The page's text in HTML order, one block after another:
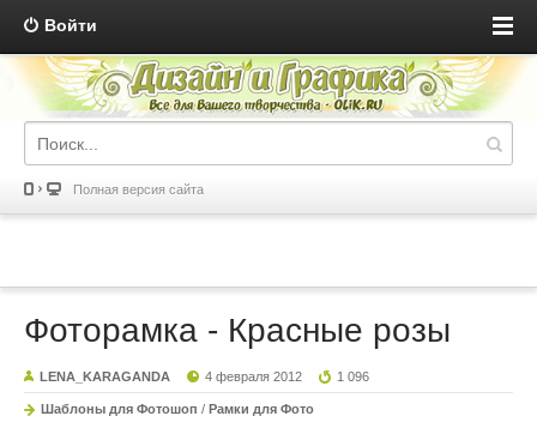
Войти
Полная версия сайта
Фоторамка - Красные розы
LENA_KARAGANDA 4 февраля 2012 1 096
Шаблоны для Фотошоп / Рамки для Фото